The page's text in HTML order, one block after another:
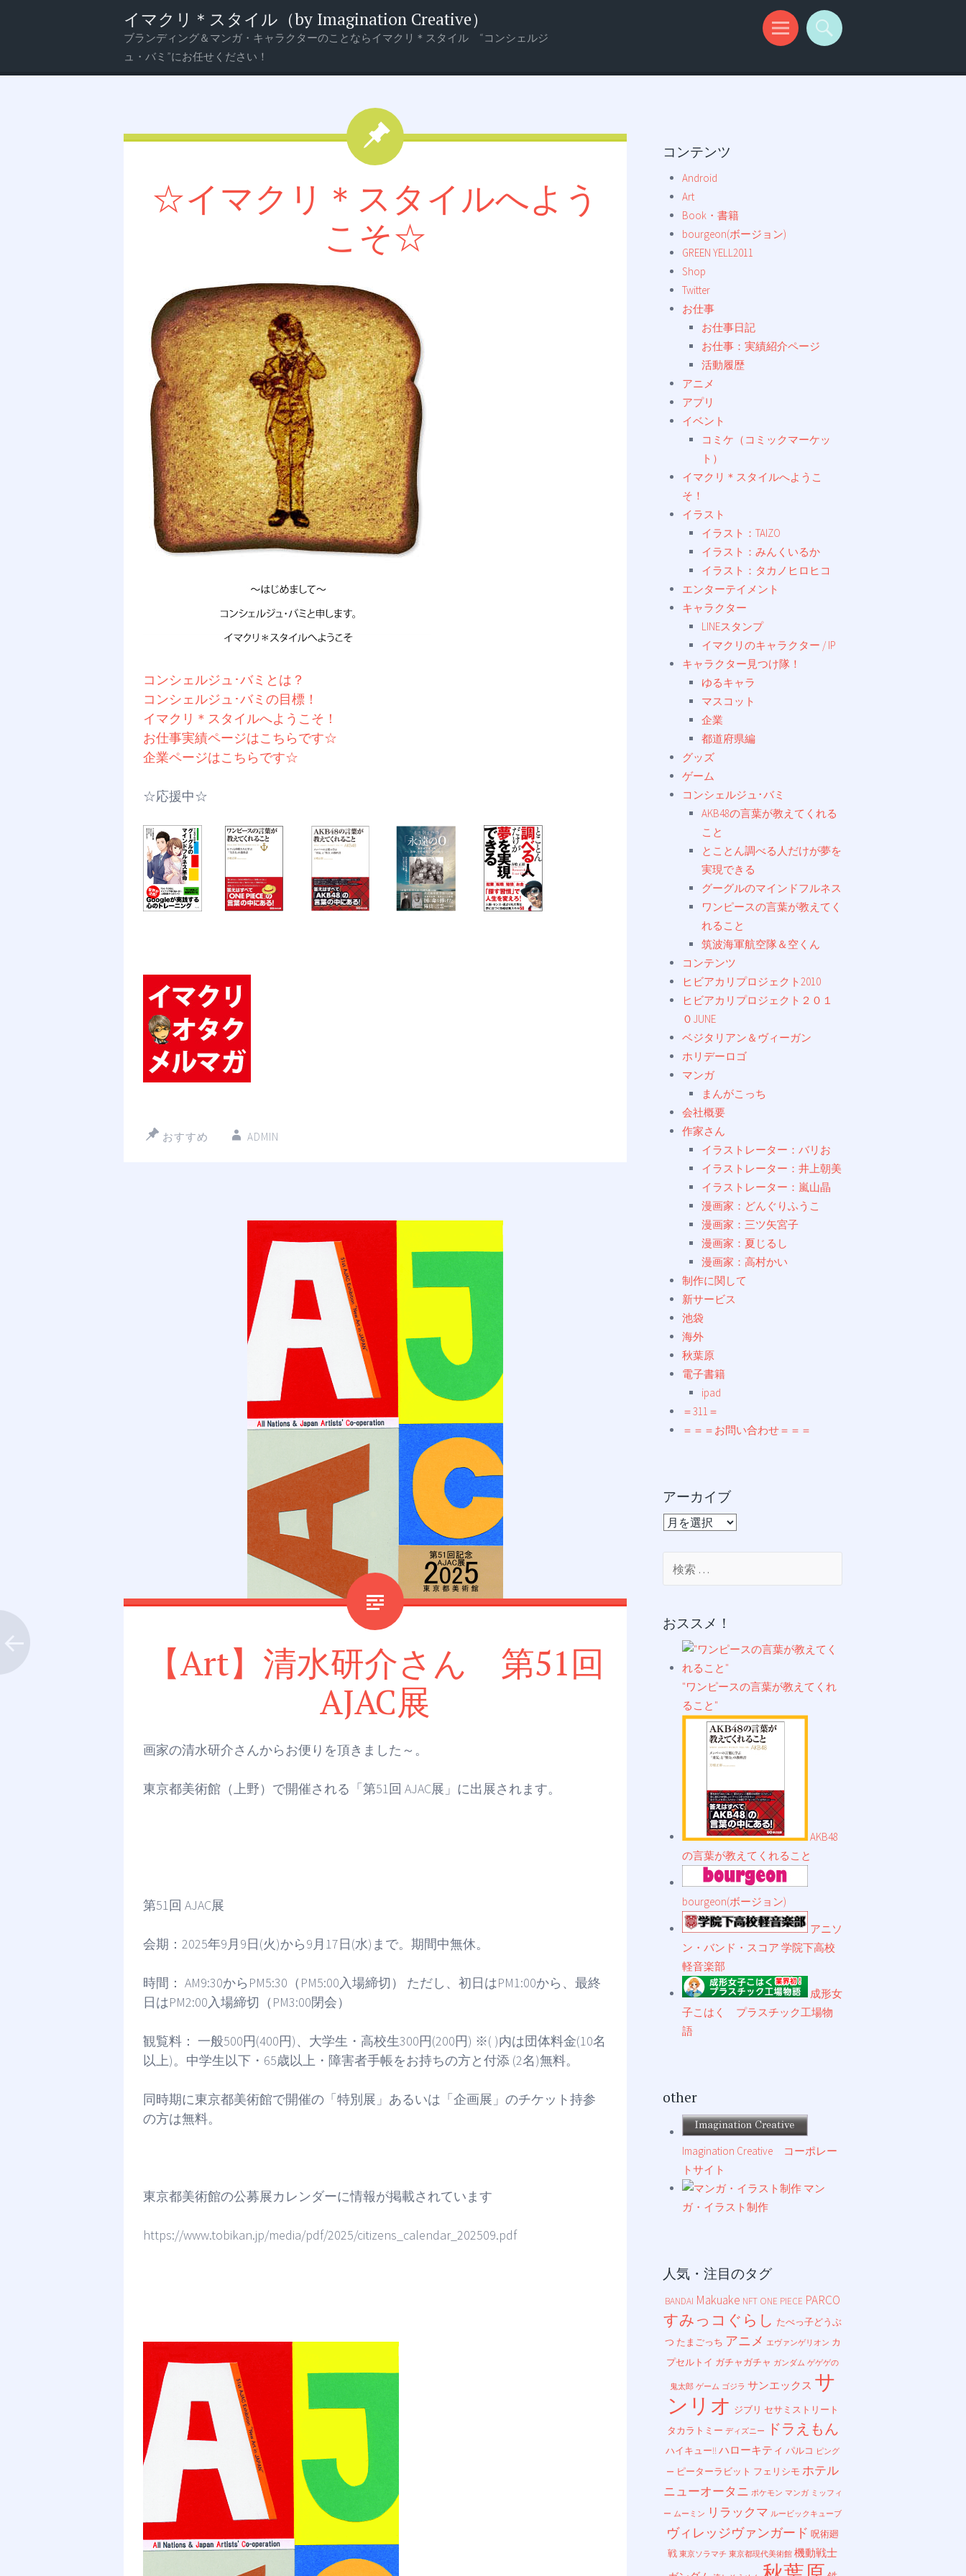
イマクリ＊スタイル（by Imagination Creative）
ブランディング＆マンガ・キャラクターのことならイマクリ＊スタイル “コンシェルジ
ュ・バミ”にお任せください！
ニ
索
☆イマクリ＊スタイルへよう
こそ☆
コンシェルジュ･バミとは？
コンシェルジュ･バミの目標！
イマクリ＊スタイルへようこそ！
お仕事実績ページはこちらです☆
企業ページはこちらです☆
☆応援中☆
おすすめ ADMIN
【Art】清水研介さん 第51回
AJAC展
画家の清水研介さんからお便りを頂きました～。
東京都美術館（上野）で開催される「第51回 AJAC展」に出展されます。
第51回 AJAC展
会期：2025年9月9日(火)から9月17日(水)まで。期間中無休。
時間： AM9:30からPM5:30（PM5:00入場締切） ただし、初日はPM1:00から、最終
日はPM2:00入場締切（PM3:00閉会）
観覧料： 一般500円(400円)、大学生・高校生300円(200円) ※( )内は団体料金(10名
以上)。中学生以下・65歳以上・障害者手帳をお持ちの方と付添 (2名)無料。
同時期に東京都美術館で開催の「特別展」あるいは「企画展」のチケット持参
の方は無料。
東京都美術館の公募展カレンダーに情報が掲載されています
https://www.tobikan.jp/media/pdf/2025/citizens_calendar_202509.pdf
コンテンツ
Android
Art
Book・書籍
bourgeon(ボージョン)
GREEN YELL2011
Shop
Twitter
お仕事
お仕事日記
お仕事：実績紹介ページ
活動履歴
アニメ
アプリ
イベント
コミケ（コミックマーケッ
ト）
イマクリ＊スタイルへようこ
そ！
イラスト
イラスト：TAIZO
イラスト：みんくいるか
イラスト：タカノヒロヒコ
エンターテイメント
キャラクター
LINEスタンプ
イマクリのキャラクター / IP
キャラクター見つけ隊！
ゆるキャラ
マスコット
企業
都道府県編
グッズ
ゲーム
コンシェルジュ･バミ
AKB48の言葉が教えてくれる
こと
とことん調べる人だけが夢を
実現できる
グーグルのマインドフルネス
ワンピースの言葉が教えてく
れること
筑波海軍航空隊＆空くん
コンテンツ
ヒビアカリプロジェクト2010
ヒビアカリプロジェクト２０１
０JUNE
ベジタリアン＆ヴィーガン
ホリデーロゴ
マンガ
まんがこっち
会社概要
作家さん
イラストレーター：バリお
イラストレーター：井上朝美
イラストレーター：嵐山晶
漫画家：どんぐりふうこ
漫画家：三ツ矢宮子
漫画家：夏じるし
漫画家：高村かい
制作に関して
新サービス
池袋
海外
秋葉原
電子書籍
ipad
＝311＝
＝＝＝お問い合わせ＝＝＝
アーカイブ
ア
索:
おススメ！
"ワンピースの言葉が教えてくれ
ること"
AKB48
の言葉が教えてくれること
bourgeon(ボージョン)
アニソ
ン・バンド・スコア 学院下高校
軽音楽部
成形女
子こはく プラスチック工場物
語
other
Imagination Creative コーポレー
トサイト
マン
ガ・イラスト制作
人気・注目のタグ
BANDAI Makuake NFT ONE PIECE PARCO
すみっコぐらし たべっ子どうぶ
つ たまごっち アニメ エヴァンゲリオン カ
プセルトイ ガチャガチャ ガンダム ゲゲゲの
鬼太郎 ゲーム ゴジラ サンエックス サ
ンリオ ジブリ セサミストリート
タカラトミー ディズニー ドラえもん
ハイキュー!!ハローキティ パルコ ピング
ー ピーターラビット フェリシモ ホテル
ニューオータニ ポケモン マンガ ミッフィ
ー ムーミン リラックマ ルービックキューブ
ヴィレッジヴァンガード 呪術廻
戦 東京ソラマチ 東京都現代美術館 機動戦士